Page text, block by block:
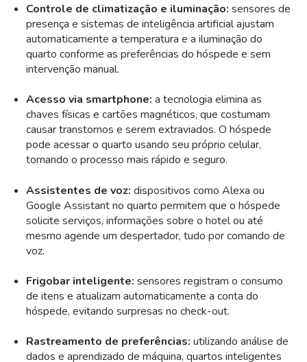
Controle de climatização e iluminação: sensores de
presença e sistemas de inteligência artificial ajustam
automaticamente a temperatura e a iluminação do
quarto conforme as preferências do hóspede e sem
intervenção manual.
Acesso via smartphone: a tecnologia elimina as
chaves físicas e cartões magnéticos, que costumam
causar transtornos e serem extraviados. O hóspede
pode acessar o quarto usando seu próprio celular,
tornando o processo mais rápido e seguro.
Assistentes de voz: dispositivos como Alexa ou
Google Assistant no quarto permitem que o hóspede
solicite serviços, informações sobre o hotel ou até
mesmo agende um despertador, tudo por comando de
voz.
Frigobar inteligente: sensores registram o consumo
de itens e atualizam automaticamente a conta do
hóspede, evitando surpresas no check-out.
Rastreamento de preferências: utilizando análise de
dados e aprendizado de máquina, quartos inteligentes